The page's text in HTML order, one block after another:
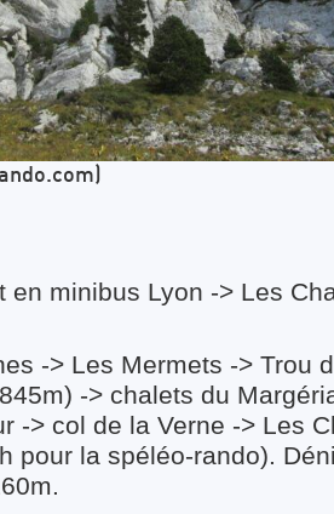
en minibus Lyon -> Les
-> Les Mermets -> Trou
-> chalets du
-> col de la Verne -> Les
pour la spéléo-rando).